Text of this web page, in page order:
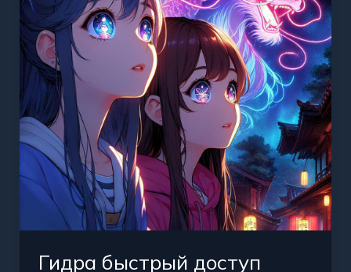
Гидра быстрый доступ
без
проблем
актуально
сегодня